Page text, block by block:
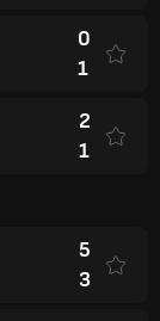
0
1
2
1
5
3